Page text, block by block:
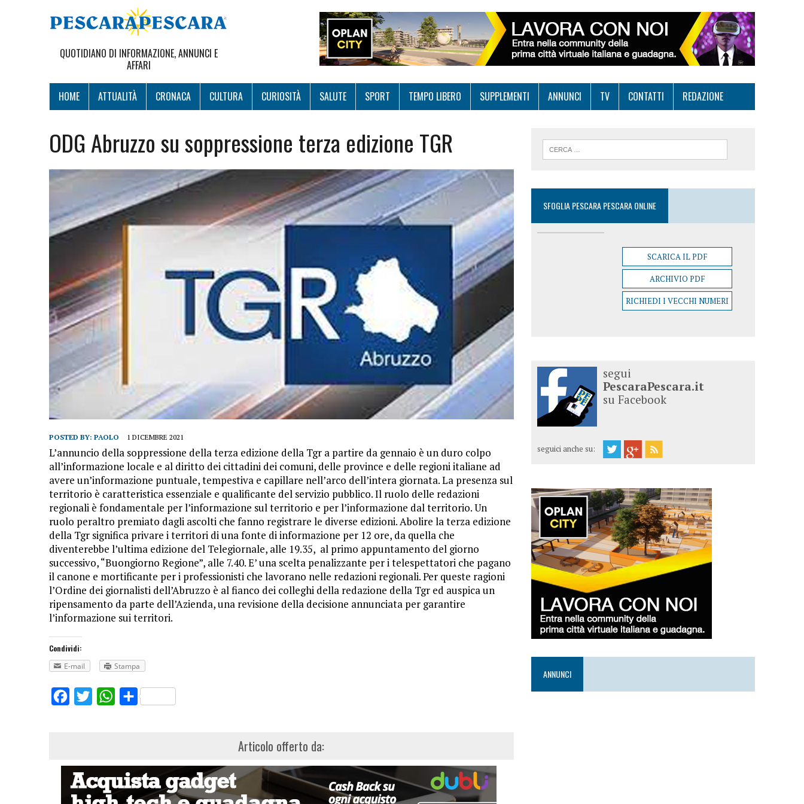
QUOTIDIANO DI INFORMAZIONE, ANNUNCI E
AFFARI
HOME ATTUALITÀ CRONACA CULTURA CURIOSITÀ SALUTE SPORT TEMPO LIBERO SUPPLEMENTI ANNUNCI TV CONTATTI REDAZIONE
ODG Abruzzo su soppressione terza edizione TGR
POSTED BY: PAOLO 1 DICEMBRE 2021
L’annuncio della soppressione della terza edizione della Tgr a partire da gennaio è un duro colpo
all’informazione locale e al diritto dei cittadini dei comuni, delle province e delle regioni italiane ad
avere un’informazione puntuale, tempestiva e capillare nell’arco dell’intera giornata. La presenza sul
territorio è caratteristica essenziale e qualificante del servizio pubblico. Il ruolo delle redazioni
regionali è fondamentale per l’informazione sul territorio e per l’informazione dal territorio. Un
ruolo peraltro premiato dagli ascolti che fanno registrare le diverse edizioni. Abolire la terza edizione
della Tgr significa privare i territori di una fonte di informazione per 12 ore, da quella che
diventerebbe l’ultima edizione del Telegiornale, alle 19.35, al primo appuntamento del giorno
successivo, “Buongiorno Regione”, alle 7.40. E’ una scelta penalizzante per i telespettatori che pagano
il canone e mortificante per i professionisti che lavorano nelle redazioni regionali. Per queste ragioni
l’Ordine dei giornalisti dell’Abruzzo è al fianco dei colleghi della redazione della Tgr ed auspica un
ripensamento da parte dell’Azienda, una revisione della decisione annunciata per garantire
l’informazione sui territori.
Condividi:
E-mail
Stampa
FacebookTwitterWhatsApp
Share
Articolo offerto da:
SFOGLIA PESCARA PESCARA ONLINE
SCARICA IL PDF
ARCHIVIO PDF
RICHIEDI I VECCHI NUMERI
segui
PescaraPescara.it
su Facebook
seguici anche su:
ANNUNCI